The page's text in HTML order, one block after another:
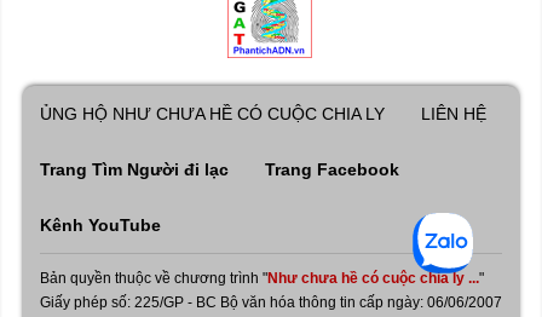
ỦNG HỘ NHƯ CHƯA HỀ CÓ CUỘC CHIA LY LIÊN HỆ
Trang Tìm Người đi lạc Trang Facebook
Kênh YouTube
Bản quyền thuộc về chương trình "Như chưa hề có cuộc chia ly ..."
Giấy phép số: 225/GP - BC Bộ văn hóa thông tin cấp ngày: 06/06/2007